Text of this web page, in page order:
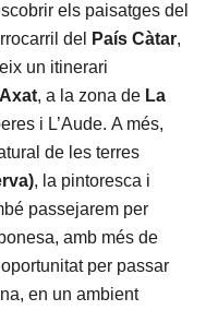
els paisatges del
del
País Càtar,
un itinerari
Axat, a la zona de La
i L’Aude. A més,
de les terres
, la pintoresca i
passejarem per
amb més de
per passar
en un ambient